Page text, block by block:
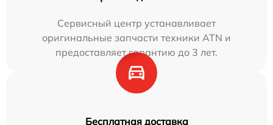
Сервисный центр устанавливает
оригинальные запчасти техники ATN и
предоставляет гарантию до 3 лет.
Бесплатная доставка